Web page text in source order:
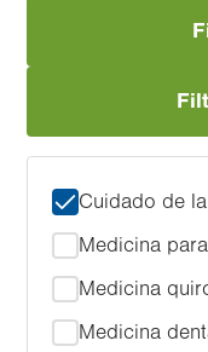
Cuidado de
Medicina
Medicina
Medicina